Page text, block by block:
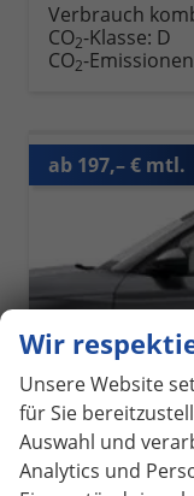
Verbrauch
CO2-Klasse: D
CO2-
ab 197,– € mtl.
Wir
Unsere Website
für Sie
Auswahl und
Analytics und